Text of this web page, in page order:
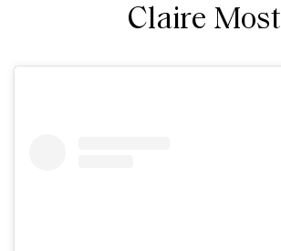
Claire Most